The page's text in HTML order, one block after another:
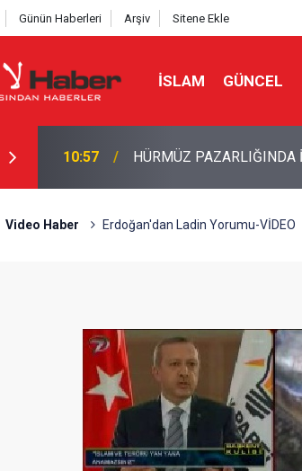
Günün Haberleri Arşiv Sitene Ekle
İSLAM GÜNCEL
10:57 HÜRMÜZ PAZARLIĞINDA
Video Haber Erdoğan'dan Ladin Yorumu-VİDEO